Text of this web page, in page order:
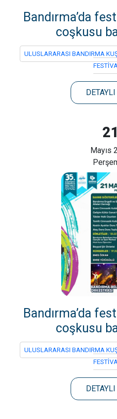
Bandırma’da
coşkusu
ULUSLARARASI BANDIRMA
21
Mayıs
Bandırma’da
coşkusu
ULUSLARARASI BANDIRMA